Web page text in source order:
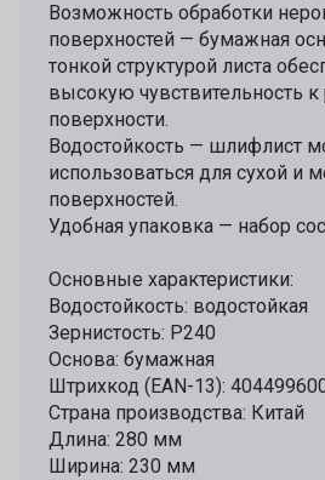
Возможность обработки
поверхностей — бумажная
тонкой структурой листа
высокую чувствительность
поверхности.
Водостойкость — шлифлист
использоваться для сухой и
поверхностей.
Удобная упаковка — набор
Основные характеристики:
Водостойкость: водостойкая
Зернистость: P240
Основа: бумажная
Штрихкод (EAN-13):
Страна производства: Китай
Длина: 280 мм
Ширина: 230 мм